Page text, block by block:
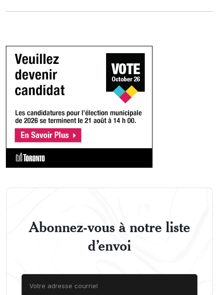
Abonnez-vous à notre liste
d’envoi